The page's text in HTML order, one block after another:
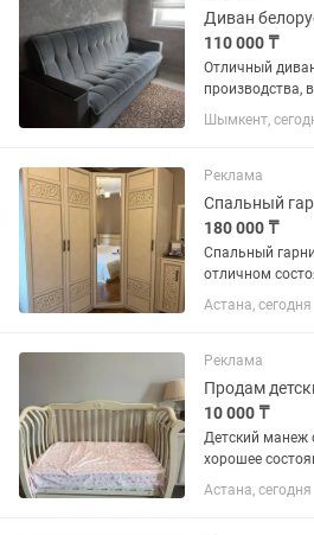
Диван
110 000 ₸
Отличный
производства,
простоял год,
большое и
цена при
Шымкент,
Реклама
180 000 ₸
Спальный
отличном
Продается
гарнитур в
входит: 🛏
Астана, сегодня
Реклама
10 000 ₸
Детский манеж
хорошее состояние
особенность
установлены
Астана, сегодня